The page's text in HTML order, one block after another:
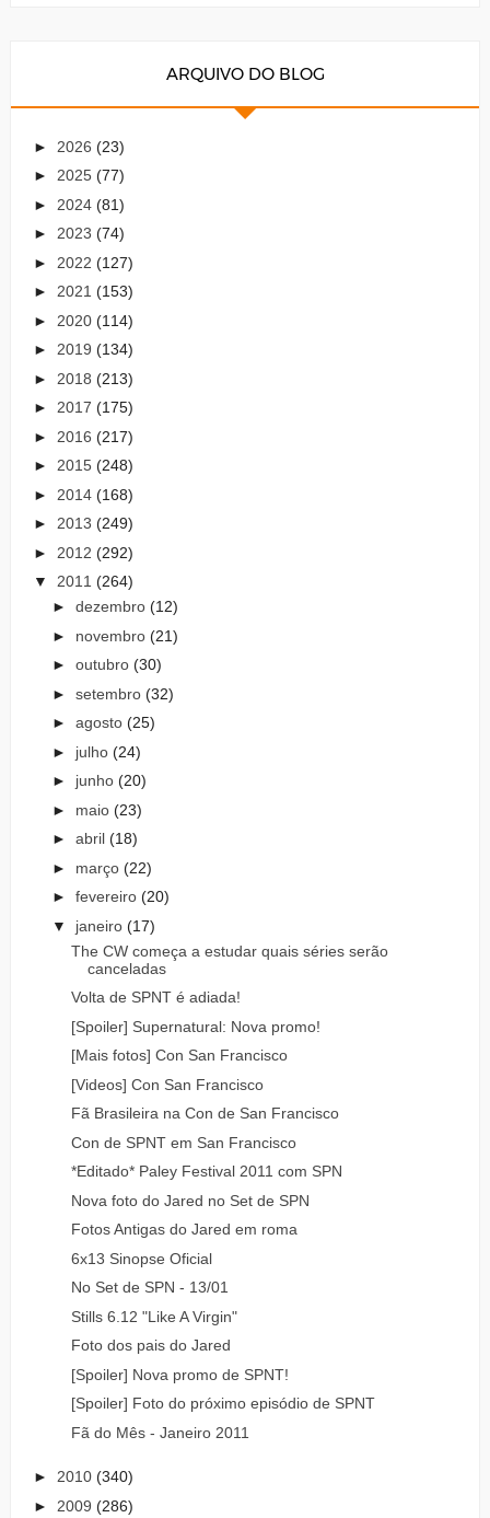
ARQUIVO DO BLOG
► 2026 (23)
► 2025 (77)
► 2024 (81)
► 2023 (74)
► 2022 (127)
► 2021 (153)
► 2020 (114)
► 2019 (134)
► 2018 (213)
► 2017 (175)
► 2016 (217)
► 2015 (248)
► 2014 (168)
► 2013 (249)
► 2012 (292)
▼ 2011 (264)
► dezembro (12)
► novembro (21)
► outubro (30)
► setembro (32)
► agosto (25)
► julho (24)
► junho (20)
► maio (23)
► abril (18)
► março (22)
► fevereiro (20)
▼ janeiro (17)
The CW começa a estudar quais séries serão
canceladas
Volta de SPNT é adiada!
[Spoiler] Supernatural: Nova promo!
[Mais fotos] Con San Francisco
[Videos] Con San Francisco
Fã Brasileira na Con de San Francisco
Con de SPNT em San Francisco
*Editado* Paley Festival 2011 com SPN
Nova foto do Jared no Set de SPN
Fotos Antigas do Jared em roma
6x13 Sinopse Oficial
No Set de SPN - 13/01
Stills 6.12 "Like A Virgin"
Foto dos pais do Jared
[Spoiler] Nova promo de SPNT!
[Spoiler] Foto do próximo episódio de SPNT
Fã do Mês - Janeiro 2011
► 2010 (340)
► 2009 (286)